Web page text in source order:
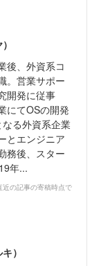
後、外資系コ
。営業サポー
開発に従事
にてOSの開発
る外資系企業
とエンジニア
務後、スター
年...
の記事の寄稿時点で
）